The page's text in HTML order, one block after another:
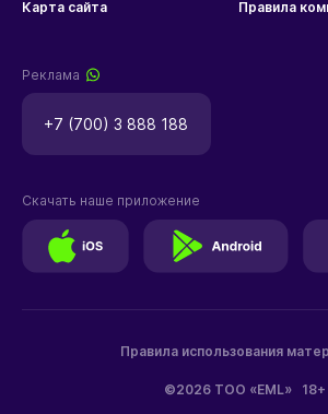
Карта сайта Правила
Реклама
+7 (700) 3 888 188
©2026 ТОО «EML» 18+
Правила использования
Скачать наше приложение